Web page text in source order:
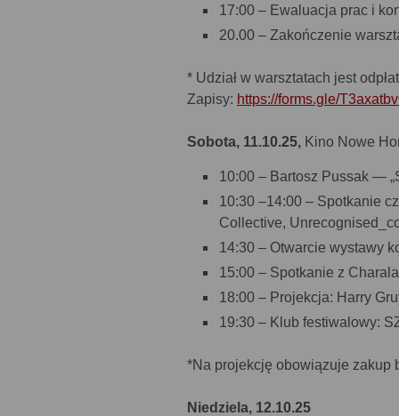
17:00 – Ewaluacja prac i
20.00 – Zakończenie
* Udział w warsztatach jest
Zapisy: https://forms.gle/
Sobota, 11.10.25, Kino Nowe
10:00 – Bartosz Pussak —
10:30 –14:00 – Spotkanie
Collective,
14:30 – Otwarcie wystawy
15:00 – Spotkanie z
18:00 – Projekcja: Harry
19:30 – Klub festiwalowy:
*Na projekcję obowiązuje zakup
Niedziela, 12.10.25